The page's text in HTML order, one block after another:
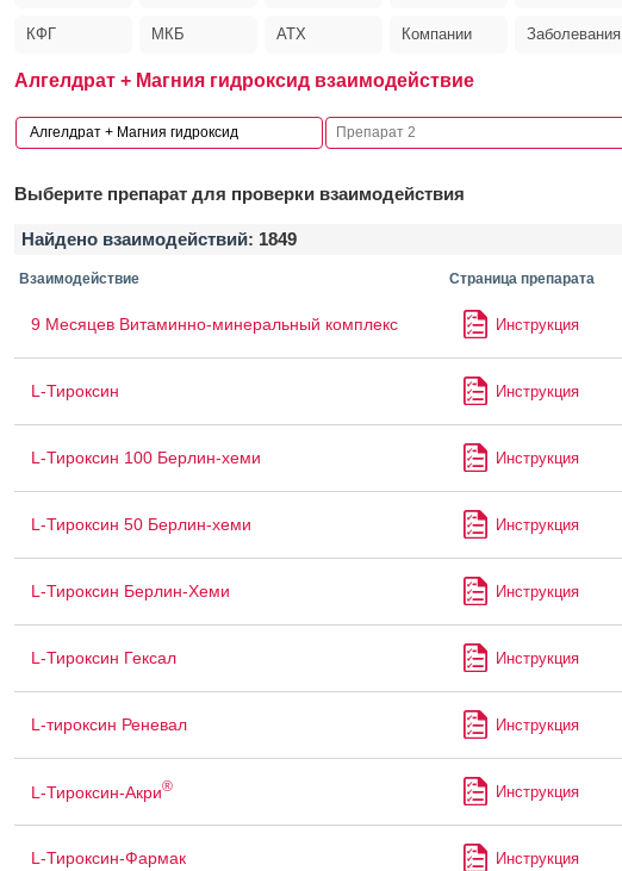
КФГ МКБ АТХ Компании Заболевания
Алгелдрат + Магния гидроксид взаимодействие
Выберите препарат для проверки взаимодействия
Найдено взаимодействий: 1849
Взаимодействие Страница препарата
9 Месяцев Витаминно-минеральный комплекс Инструкция
L-Тироксин Инструкция
L-Тироксин 100 Берлин-хеми Инструкция
L-Тироксин 50 Берлин-хеми Инструкция
L-Тироксин Берлин-Хеми Инструкция
L-Тироксин Гексал Инструкция
L-тироксин Реневал Инструкция
L-Тироксин-Акри® Инструкция
L-Тироксин-Фармак Инструкция